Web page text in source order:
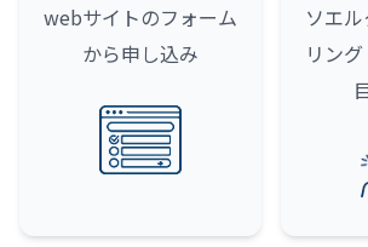
webサイトのフォーム
から申し込み
ソエ
リン